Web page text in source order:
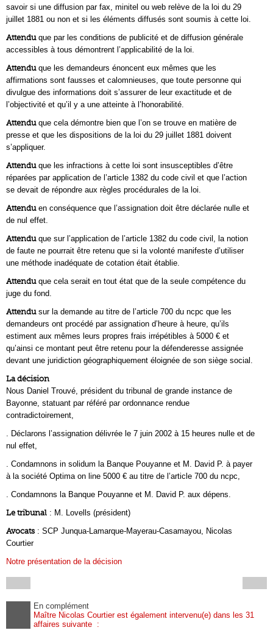
savoir si une diffusion par fax, minitel ou web relève de la loi du 29
juillet 1881 ou non et si les éléments diffusés sont soumis à cette loi.
Attenduque par les conditions de publicité et de diffusion générale
accessibles à tous démontrent l’applicabilité de la loi.
Attenduque les demandeurs énoncent eux mêmes que les
affirmations sont fausses et calomnieuses, que toute personne qui
divulgue des informations doit s’assurer de leur exactitude et de
l’objectivité et qu’il y a une atteinte à l’honorabilité.
Attenduque cela démontre bien que l’on se trouve en matière de
presse et que les dispositions de la loi du 29 juillet 1881 doivent
s’appliquer.
Attenduque les infractions à cette loi sont insusceptibles d’être
réparées par application de l’article 1382 du code civil et que l’action
se devait de répondre aux règles procédurales de la loi.
Attenduen conséquence que l’assignation doit être déclarée nulle et
de nul effet.
Attenduque sur l’application de l’article 1382 du code civil, la notion
de faute ne pourrait être retenu que si la volonté manifeste d’utiliser
une méthode inadéquate de cotation était établie.
Attenduque cela serait en tout état que de la seule compétence du
juge du fond.
Attendusur la demande au titre de l’article 700 du ncpc que les
demandeurs ont procédé par assignation d’heure à heure, qu’ils
estiment aux mêmes leurs propres frais irrépétibles à 5000 € et
qu’ainsi ce montant peut être retenu pour la défenderesse assignée
devant une juridiction géographiquement éloignée de son siège social.
La décision
Nous Daniel Trouvé, président du tribunal de grande instance de
Bayonne, statuant par référé par ordonnance rendue
contradictoirement,
. Déclarons l’assignation délivrée le 7 juin 2002 à 15 heures nulle et de
nul effet,
. Condamnons in solidum la Banque Pouyanne et M. David P. à payer
à la société Optima on line 5000 € au titre de l’article 700 du ncpc,
. Condamnons la Banque Pouyanne et M. David P. aux dépens.
Le tribunal : M. Lovells (président)
Avocats : SCP Junqua-Lamarque-Mayerau-Casamayou, Nicolas
Courtier
Notre présentation de la décision
En complément
Maître Nicolas Courtier est également intervenu(e) dans les 31
affaires suivante :